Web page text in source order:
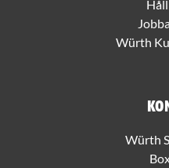
Würth
Würth